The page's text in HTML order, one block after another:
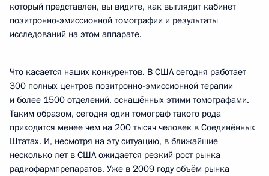
который представлен, вы видите, как выглядит кабинет
позитронно-эмиссионной томографии и результаты
исследований на этом аппарате.
Что касается наших конкурентов. В США сегодня работает
300 полных центров позитронно-эмиссионной терапии
и более 1500 отделений, оснащённых этими томографами.
Таким образом, сегодня один томограф такого рода
приходится менее чем на 200 тысяч человек в Соединённых
Штатах. И, несмотря на эту ситуацию, в ближайшие
несколько лет в США ожидается резкий рост рынка
радиофармпрепаратов. Уже в 2009 году объём рынка